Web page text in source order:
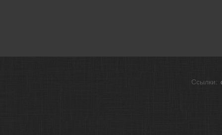
Ссылки: